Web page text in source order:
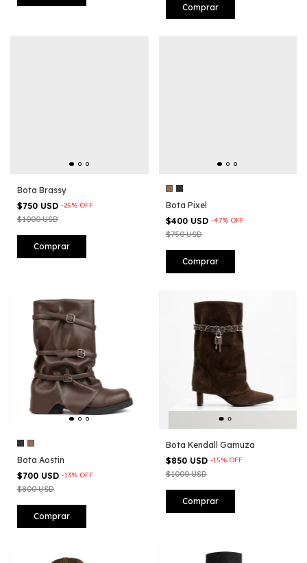
Comprar
Bota Brassy
$750 USD -25% OFF
$1000 USD
Comprar
Bota Pixel
$400 USD -47% OFF
$750 USD
Comprar
Bota Aostin
$700 USD -13% OFF
$800 USD
Comprar
Bota Kendall Gamuza
$850 USD -15% OFF
$1000 USD
Comprar